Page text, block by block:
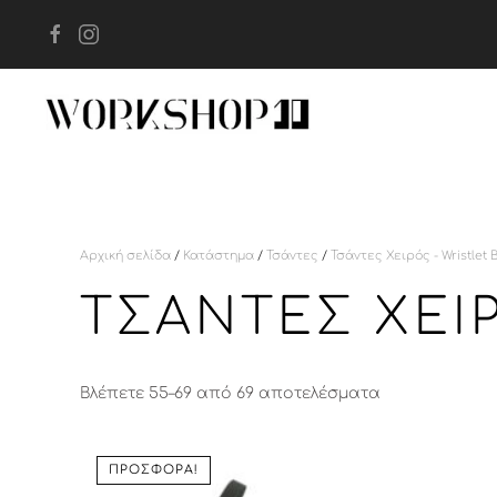
Αρχική σελίδα / Κατάστημα / Τσάντες / Τσάντες Χειρός - Wristlet
ΤΣΆΝΤΕΣ
Βλέπετε 55–69 από 69 αποτελέσματα
ΠΡΟΣΦΟΡΆ!